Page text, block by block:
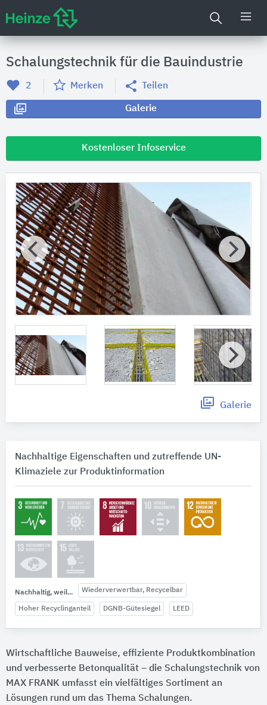
Schalungstechnik für die Bauindustrie
2 Merken Teilen
Galerie
Kostenloser Infoservice
Galerie
Nachhaltige Eigenschaften und zutreffende UN-
Klimaziele zur Produktinformation
Nachhaltig, weil... Wiederverwertbar, Recycelbar
Hoher Recyclinganteil DGNB-Gütesiegel LEED
Wirtschaftliche Bauweise, effiziente Produktkombination
und verbesserte Betonqualität – die Schalungstechnik von
MAX FRANK umfasst ein vielfältiges Sortiment an
Lösungen rund um das Thema Schalungen.